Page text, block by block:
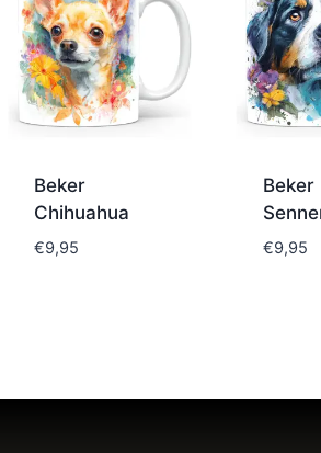
Beker
Chihuahua
€9,95
Beker
€9,95